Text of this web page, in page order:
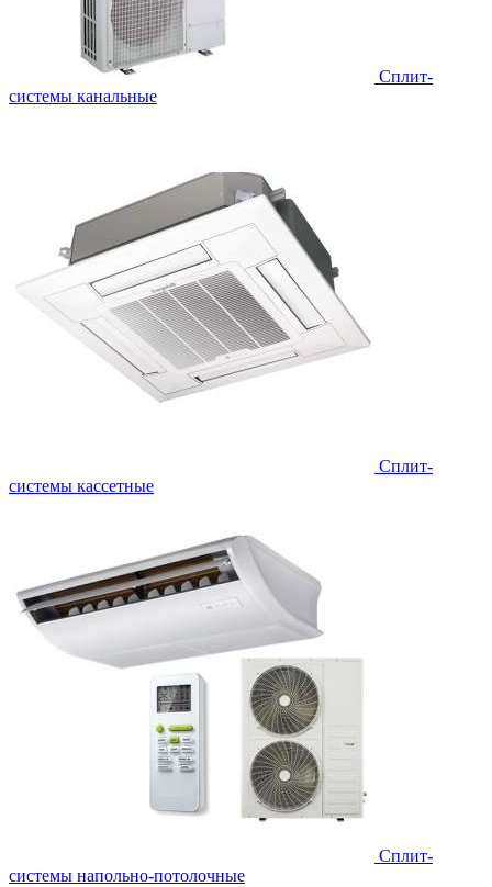
Сплит-
системы канальные
Сплит-
системы кассетные
Сплит-
системы напольно-потолочные